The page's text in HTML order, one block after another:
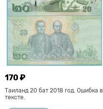
170 ₽
Таиланд 20 бат 2018 год. Ошибка в
тексте.